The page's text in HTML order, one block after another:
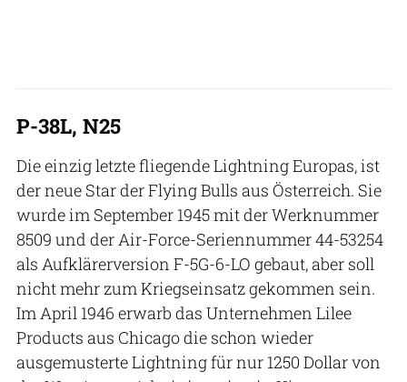
P-38L, N25
Die einzig letzte fliegende Lightning Europas, ist
der neue Star der Flying Bulls aus Österreich. Sie
wurde im September 1945 mit der Werknummer
8509 und der Air-Force-Seriennummer 44-53254
als Aufklärerversion F-5G-6-LO gebaut, aber soll
nicht mehr zum Kriegseinsatz gekommen sein.
Im April 1946 erwarb das Unternehmen Lilee
Products aus Chicago die schon wieder
ausgemusterte Lightning für nur 1250 Dollar von